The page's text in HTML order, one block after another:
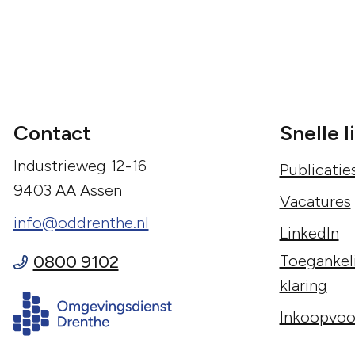
Contact
Industrieweg 12-16
9403 AA Assen
info@oddrenthe.nl
0800 9102
Snelle
Vacatures
LinkedIn
klaring